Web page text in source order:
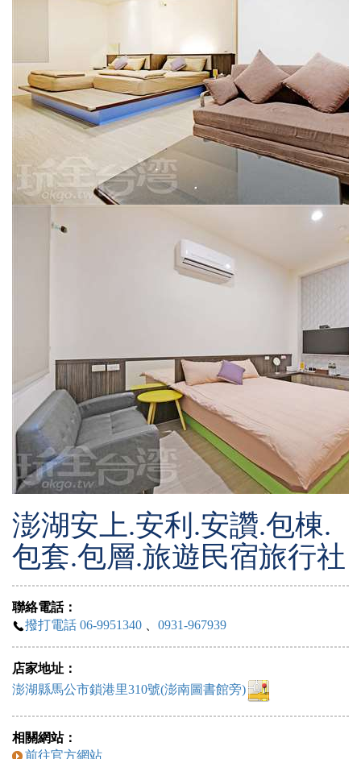
澎湖安上.安利.安讚.包棟.
包套.包層.旅遊民宿旅行社
聯絡電話：
撥打電話 06-9951340
0931-967939
店家地址：
澎湖縣馬公市鎖港里310號(澎南圖書館旁)
相關網站：
前往官方網站